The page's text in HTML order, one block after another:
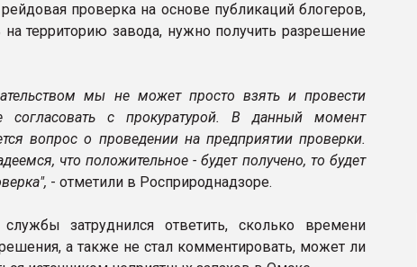
проверка на основе публикаций блогеров,
на территорию завода, нужно получить разрешение
мы не может просто взять и провести
с прокуратурой. В данный момент
вопрос о проведении на предприятии проверки.
что положительное - будет получено, то будет
- отметили в Росприроднадзоре.
затруднился ответить, сколько времени
а также не стал комментировать, может ли